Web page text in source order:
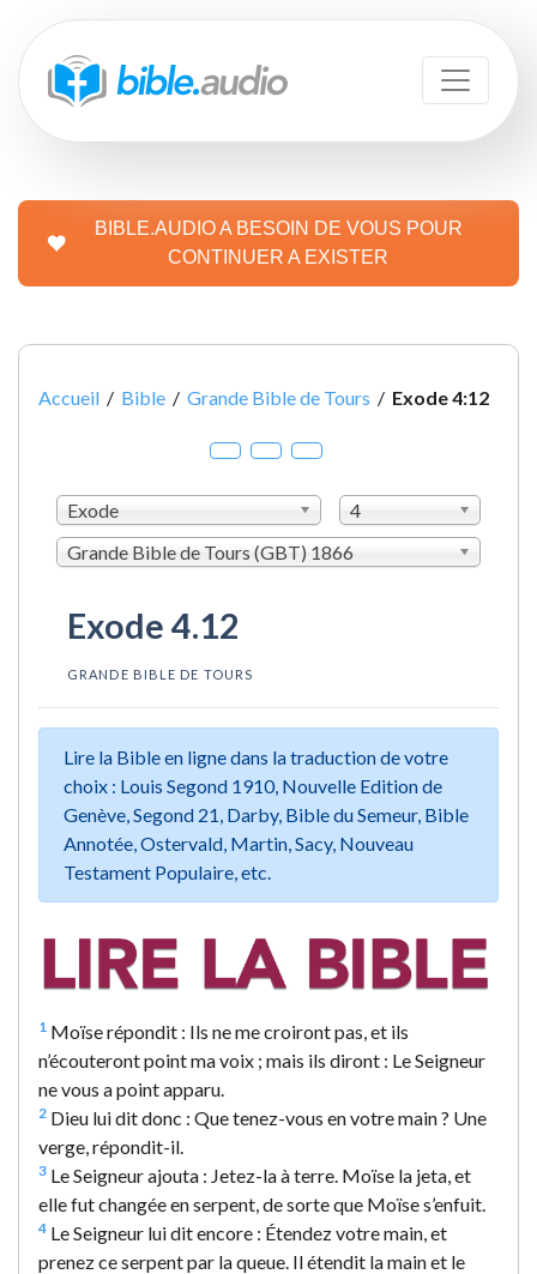
BIBLE.AUDIO A BESOIN DE VOUS POUR
CONTINUER A EXISTER
Accueil / Bible / Grande Bible de Tours / Exode 4:12
Exode
4
Grande Bible de Tours (GBT) 1866
Exode 4.12
GRANDE BIBLE DE TOURS
Lire la Bible en ligne dans la traduction de votre
choix : Louis Segond 1910, Nouvelle Edition de
Genève, Segond 21, Darby, Bible du Semeur, Bible
Annotée, Ostervald, Martin, Sacy, Nouveau
Testament Populaire, etc.
1 Moïse répondit : Ils ne me croiront pas, et ils
n’écouteront point ma voix ; mais ils diront : Le Seigneur
ne vous a point apparu.
2 Dieu lui dit donc : Que tenez-vous en votre main ? Une
verge, répondit-il.
3 Le Seigneur ajouta : Jetez-la à terre. Moïse la jeta, et
elle fut changée en serpent, de sorte que Moïse s’enfuit.
4 Le Seigneur lui dit encore : Étendez votre main, et
prenez ce serpent par la queue. Il étendit la main et le